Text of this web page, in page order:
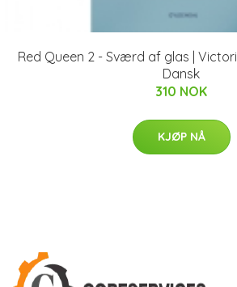
Red Queen 2 - Sværd af glas |
Dansk
310 NOK
KJØP NÅ